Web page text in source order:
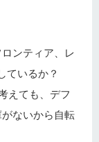
ンティア、レ
ているか？
えても、デフ
ないから自転